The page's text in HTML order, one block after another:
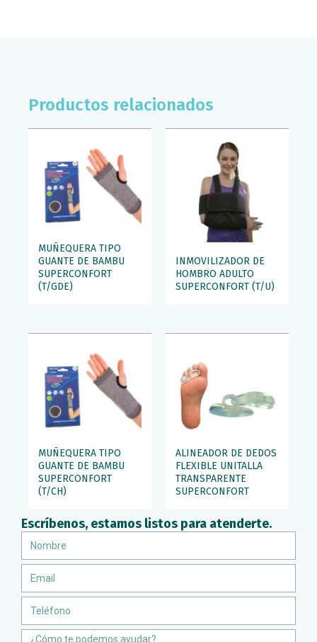
Escríbenos, estamos listos para atenderte.
Message
Productos relacionados
MUÑEQUERA TIPO
GUANTE DE BAMBU
SUPERCONFORT
(T/GDE)
INMOVILIZADOR DE
HOMBRO ADULTO
SUPERCONFORT (T/U)
MUÑEQUERA TIPO
GUANTE DE BAMBU
SUPERCONFORT
(T/CH)
ALINEADOR DE DEDOS
FLEXIBLE UNITALLA
TRANSPARENTE
SUPERCONFORT